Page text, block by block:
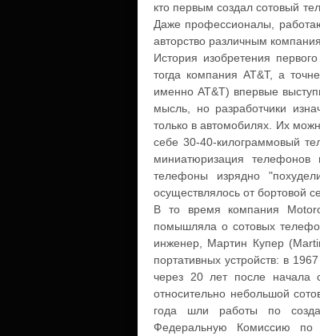
кто первым создал сотовый
Даже профессионалы,
авторство различным
История изобретения
тогда компания AT&T, а
именно AT&T) впервые
мысль, но разработчики
только в автомобилях. Их
себе 30-40-килограммовый
миниатюризация
телефоны изрядно
осуществлялось от бортовой
В то время компания
помышляла о сотовых
инженер, Мартин Купер
портативных устройств: в
через 20 лет после начала
относительно небольшой
года шли работы по
Федеральную Комиссию по